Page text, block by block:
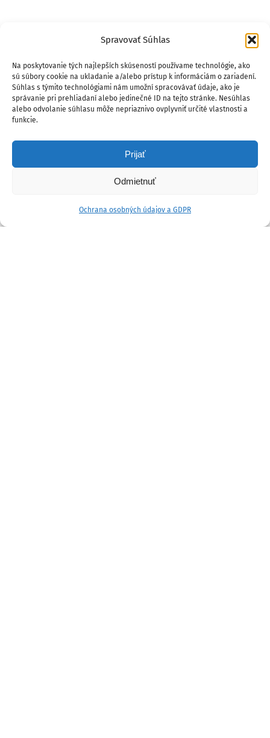
Spravovať Súhlas
Na poskytovanie tých najlepších skúseností používame technológie, ako
sú súbory cookie na ukladanie a/alebo prístup k informáciám o zariadení.
Súhlas s týmito technológiami nám umožní spracovávať údaje, ako je
správanie pri prehliadaní alebo jedinečné ID na tejto stránke. Nesúhlas
alebo odvolanie súhlasu môže nepriaznivo ovplyvniť určité vlastnosti a
funkcie.
Prijať
Odmietnuť
Ochrana osobných údajov a GDPR